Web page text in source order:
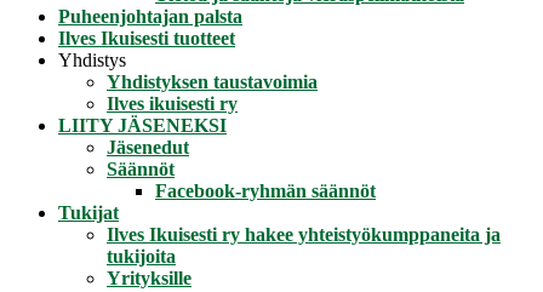
Puheenjohtajan palsta
Ilves Ikuisesti tuotteet
Yhdistys
Yhdistyksen taustavoimia
Ilves ikuisesti ry
LIITY JÄSENEKSI
Jäsenedut
Säännöt
Facebook-ryhmän säännöt
Tukijat
Ilves Ikuisesti ry hakee yhteistyökumppaneita ja
tukijoita
Yrityksille